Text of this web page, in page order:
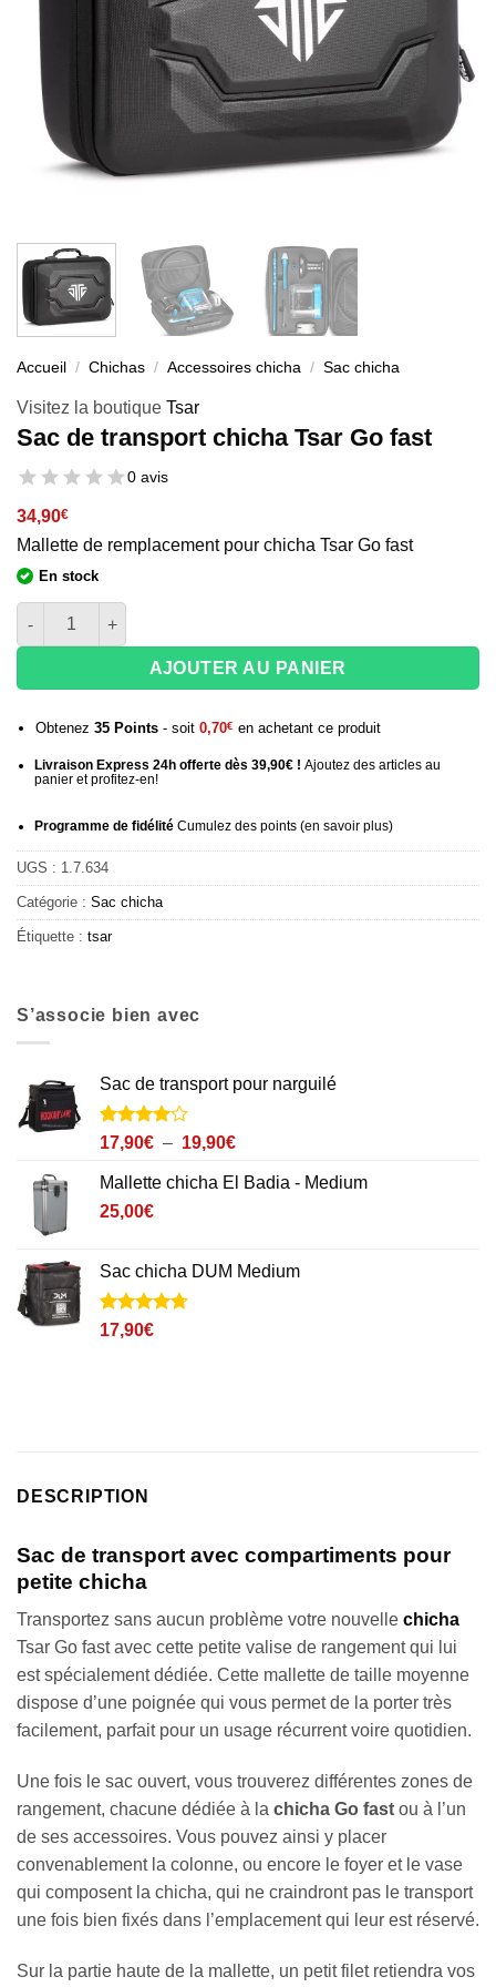
Accueil / Chichas / Accessoires chicha / Sac chicha
Visitez la boutique Tsar
Sac de transport chicha Tsar Go fast
0 avis
34,90€
Mallette de remplacement pour chicha Tsar Go fast
En stock
quantité de Sac de transport chicha Tsar Go fast
AJOUTER AU PANIER
Obtenez 35Points- soit 0,70€ en achetant ce produit
Livraison Express 24h offerte dès 39,90€ ! Ajoutez des articles au
panier et profitez-en!
Programme de fidélitéCumulez des points (en savoir plus)
UGS : 1.7.634
Catégorie : Sac chicha
Étiquette : tsar
S’associe bien avec
Sac de transport pour narguilé
Noté4
sur 5
basé sur
7
notations
client
17,90€ – 19,90€Plage
prix :
Mallette chicha El Badia - Medium
25,00€
Sac chicha DUM Medium
Noté4.7
sur 5 basé
3
17,90€
DESCRIPTION
Sac de transport avec compartiments pour
petite chicha
Transportez sans aucun problème votre nouvelle chicha
Tsar Go fast avec cette petite valise de rangement qui lui
est spécialement dédiée. Cette mallette de taille moyenne
dispose d’une poignée qui vous permet de la porter très
facilement, parfait pour un usage récurrent voire quotidien.
Une fois le sac ouvert, vous trouverez différentes zones de
rangement, chacune dédiée à la chicha Go fast ou à l’un
de ses accessoires. Vous pouvez ainsi y placer
convenablement la colonne, ou encore le foyer et le vase
qui composent la chicha, qui ne craindront pas le transport
une fois bien fixés dans l’emplacement qui leur est réservé.
Sur la partie haute de la mallette, un petit filet retiendra vos